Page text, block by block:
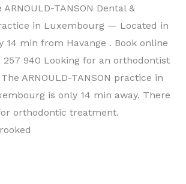
TANSON Dental &
in Luxembourg — Located in
14 min from Havange . Book online
257 940 Looking for an orthodontist
ARNOULD-TANSON practice in
is only 14 min away. There
orthodontic treatment.